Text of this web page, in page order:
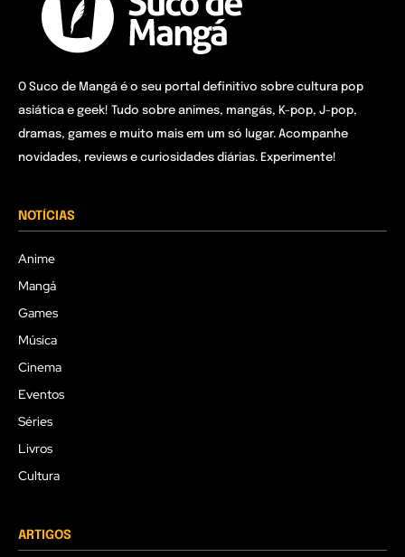
O Suco de Mangá é o seu portal definitivo sobre cultura pop
asiática e geek! Tudo sobre animes, mangás, K-pop, J-pop,
dramas, games e muito mais em um só lugar. Acompanhe
novidades, reviews e curiosidades diárias. Experimente!
NOTÍCIAS
Anime
Mangá
Games
Música
Cinema
Eventos
Séries
Livros
Cultura
ARTIGOS